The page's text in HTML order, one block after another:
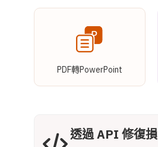
PDF轉PowerPoint
透過 API 修復